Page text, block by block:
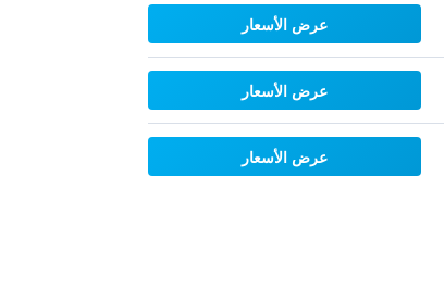
عرض الأسعار
عرض الأسعار
عرض الأسعار